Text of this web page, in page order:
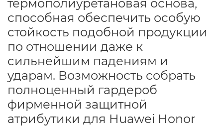
термополиуретановая основа,
способная обеспечить особую
стойкость подобной продукции
по отношении даже к
сильнейшим падениям и
ударам. Возможность собрать
полноценный гардероб
фирменной защитной
атрибутики для Huawei Honor